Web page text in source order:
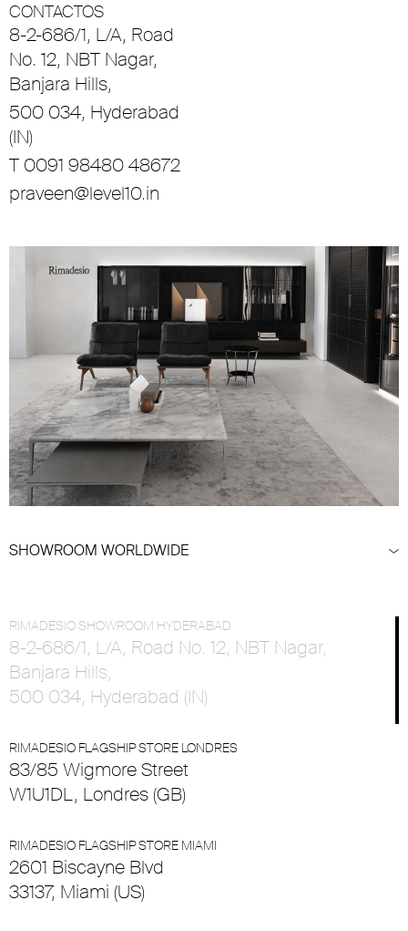
CONTACTOS
8-2-686/1, L/A, Road
No. 12, NBT Nagar,
Banjara Hills,
500 034, Hyderabad
(IN)
T 0091 98480 48672
praveen@level10.in
SHOWROOM WORLDWIDE
RIMADESIO SHOWROOM HYDERABAD
8-2-686/1, L/A, Road No. 12, NBT Nagar,
Banjara Hills,
500 034, Hyderabad (IN)
RIMADESIO FLAGSHIP STORE LONDRES
83/85 Wigmore Street
W1U1DL, Londres (GB)
RIMADESIO FLAGSHIP STORE MIAMI
2601 Biscayne Blvd
33137, Miami (US)